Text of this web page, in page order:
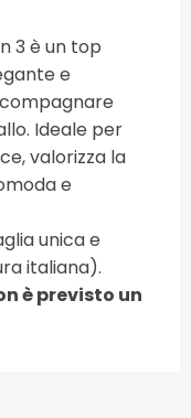
3 è un top
e
Ideale per
valorizza la
e
unica e
italiana).
è previsto un